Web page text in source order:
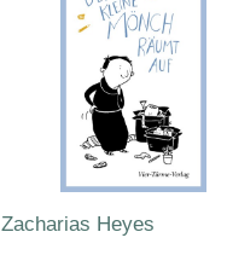
Zacharias Heyes